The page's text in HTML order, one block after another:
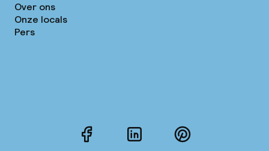
Over ons
Onze locals
Pers
FacebookLinkedInPinterest